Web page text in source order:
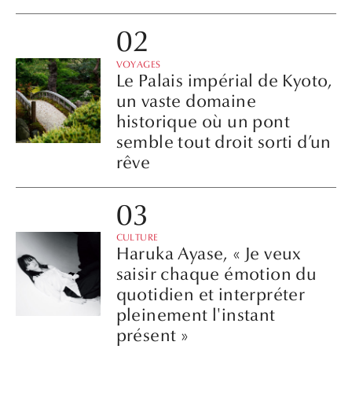
VOYAGES
Le Palais impérial de Kyoto,
un vaste domaine
historique où un pont
semble tout droit sorti d’un
rêve
CULTURE
Haruka Ayase, « Je veux
saisir chaque émotion du
quotidien et interpréter
pleinement l'instant
présent »